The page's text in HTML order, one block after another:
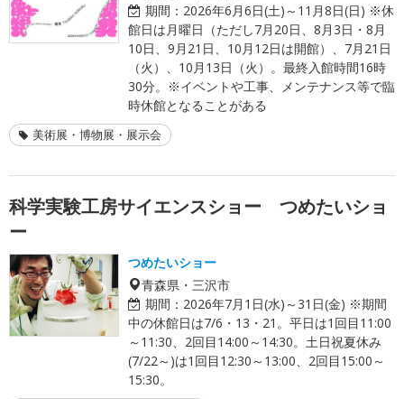
期間： 2026年6月6日(土)～11月8日(日) ※休
館日は月曜日（ただし7月20日、8月3日・8月
10日、9月21日、10月12日は開館）、7月21日
（火）、10月13日（火）。最終入館時間16時
30分。※イベントや工事、メンテナンス等で臨
時休館となることがある
美術展・博物展・展示会
科学実験工房サイエンスショー つめたいショ
ー
つめたいショー
青森県・三沢市
期間： 2026年7月1日(水)～31日(金) ※期間
中の休館日は7/6・13・21。平日は1回目11:00
～11:30、2回目14:00～14:30。土日祝夏休み
(7/22～)は1回目12:30～13:00、2回目15:00～
15:30。